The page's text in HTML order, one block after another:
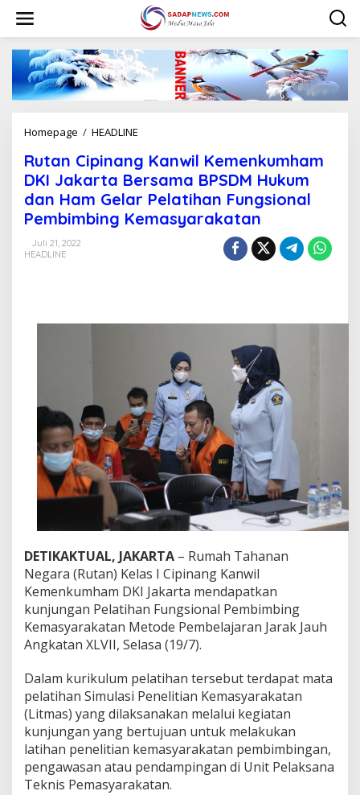
w
Homepage / HEADLINE
t
a
n
C
i
K
l
K
e
m
e
k
u
m
h
m
K
I
J
a
k
a
t
a
B
e
r
s
a
m
Rutan Cipinang Kanwil Kemenkumham
DKI Jakarta Bersama BPSDM Hukum
dan Ham Gelar Pelatihan Fungsional
Pembimbing Kemasyarakatan
Juli 21, 2022
HEADLINE
DETIKAKTUAL, JAKARTA – Rumah Tahanan
Negara (Rutan) Kelas I Cipinang Kanwil
Kemenkumham DKI Jakarta mendapatkan
kunjungan Pelatihan Fungsional Pembimbing
Kemasyarakatan Metode Pembelajaran Jarak Jauh
Angkatan XLVII, Selasa (19/7).
Dalam kurikulum pelatihan tersebut terdapat mata
pelatihan Simulasi Penelitian Kemasyarakatan
(Litmas) yang dilaksanakan melalui kegiatan
kunjungan yang bertujuan untuk melakukan
latihan penelitian kemasyarakatan pembimbingan,
pengawasan atau pendampingan di Unit Pelaksana
Teknis Pemasyarakatan.